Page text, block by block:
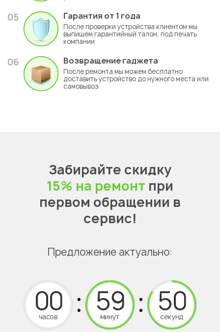
05 Гарантия от 1 года
После проверки устройства клиентом мы
выпишем гарантийный талон, под печать
компании
06 Возвращение гаджета
После ремонта мы можем бесплатно
доставить устройство до нужного места или
самовывоз
Забирайте скидку
15% на ремонт при
первом обращении в
сервис!
Предложение актуально:
часов минут секунд